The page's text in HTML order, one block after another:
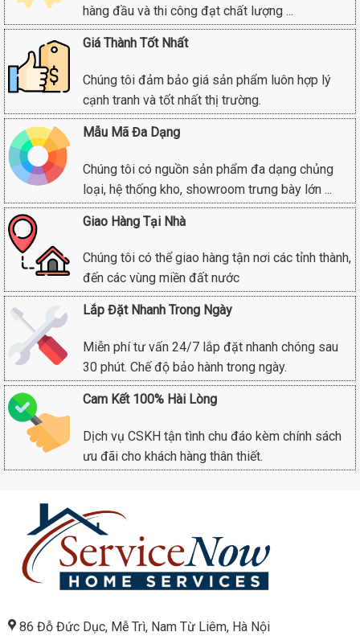
hàng đầu và thi công đạt chất lượng ...
Giá Thành Tốt Nhất
Chúng tôi đảm bảo giá sản phẩm luôn hợp lý
cạnh tranh và tốt nhất thị trường.
Mẫu Mã Đa Dạng
Chúng tôi có nguồn sản phẩm đa dạng chủng
loại, hệ thống kho, showroom trưng bày lớn ...
Giao Hàng Tại Nhà
Chúng tôi có thể giao hàng tận nơi các tỉnh thành,
đến các vùng miền đất nước
Lắp Đặt Nhanh Trong Ngày
Miễn phí tư vấn 24/7 lắp đặt nhanh chóng sau
30 phút. Chế độ bảo hành trong ngày.
Cam Kết 100% Hài Lòng
Dịch vụ CSKH tận tình chu đáo kèm chính sách
ưu đãi cho khách hàng thân thiết.
86 Đỗ Đức Dục, Mễ Trì, Nam Từ Liêm, Hà Nội